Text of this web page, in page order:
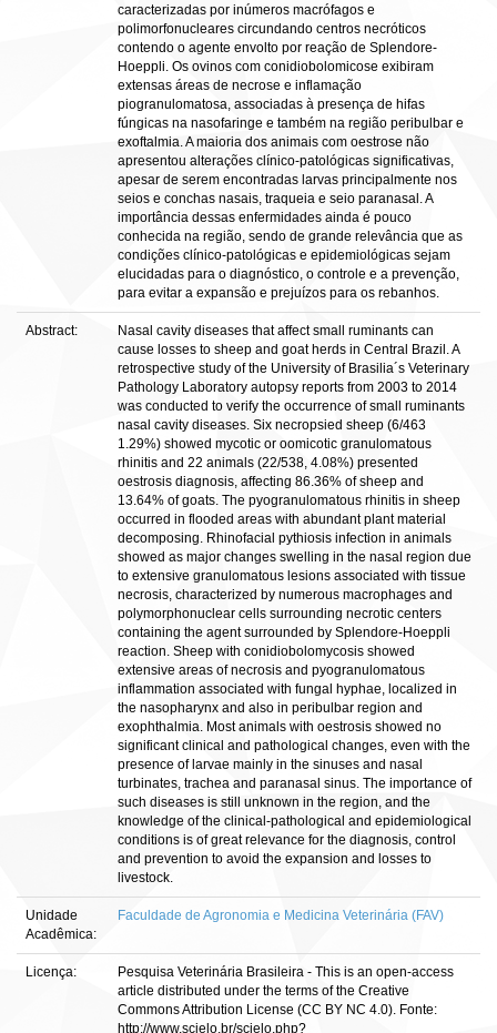
caracterizadas por inúmeros macrófagos e
polimorfonucleares circundando centros necróticos
contendo o agente envolto por reação de Splendore-
Hoeppli. Os ovinos com conidiobolomicose exibiram
extensas áreas de necrose e inflamação
piogranulomatosa, associadas à presença de hifas
fúngicas na nasofaringe e também na região peribulbar e
exoftalmia. A maioria dos animais com oestrose não
apresentou alterações clínico-patológicas significativas,
apesar de serem encontradas larvas principalmente nos
seios e conchas nasais, traqueia e seio paranasal. A
importância dessas enfermidades ainda é pouco
conhecida na região, sendo de grande relevância que as
condições clínico-patológicas e epidemiológicas sejam
elucidadas para o diagnóstico, o controle e a prevenção,
para evitar a expansão e prejuízos para os rebanhos.
Abstract:
Nasal cavity diseases that affect small ruminants can
cause losses to sheep and goat herds in Central Brazil. A
retrospective study of the University of Brasilia´s Veterinary
Pathology Laboratory autopsy reports from 2003 to 2014
was conducted to verify the occurrence of small ruminants
nasal cavity diseases. Six necropsied sheep (6/463
1.29%) showed mycotic or oomicotic granulomatous
rhinitis and 22 animals (22/538, 4.08%) presented
oestrosis diagnosis, affecting 86.36% of sheep and
13.64% of goats. The pyogranulomatous rhinitis in sheep
occurred in flooded areas with abundant plant material
decomposing. Rhinofacial pythiosis infection in animals
showed as major changes swelling in the nasal region due
to extensive granulomatous lesions associated with tissue
necrosis, characterized by numerous macrophages and
polymorphonuclear cells surrounding necrotic centers
containing the agent surrounded by Splendore-Hoeppli
reaction. Sheep with conidiobolomycosis showed
extensive areas of necrosis and pyogranulomatous
inflammation associated with fungal hyphae, localized in
the nasopharynx and also in peribulbar region and
exophthalmia. Most animals with oestrosis showed no
significant clinical and pathological changes, even with the
presence of larvae mainly in the sinuses and nasal
turbinates, trachea and paranasal sinus. The importance of
such diseases is still unknown in the region, and the
knowledge of the clinical-pathological and epidemiological
conditions is of great relevance for the diagnosis, control
and prevention to avoid the expansion and losses to
livestock.
Unidade
Acadêmica:
Faculdade de Agronomia e Medicina Veterinária (FAV)
Licença:
Pesquisa Veterinária Brasileira - This is an open-access
article distributed under the terms of the Creative
Commons Attribution License (CC BY NC 4.0). Fonte:
http://www.scielo.br/scielo.php?